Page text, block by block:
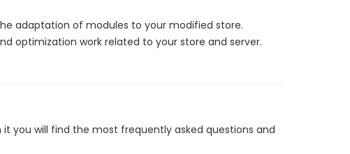
adaptation of modules to your modified store.
optimization work related to your store and server.
you will find the most frequently asked questions and